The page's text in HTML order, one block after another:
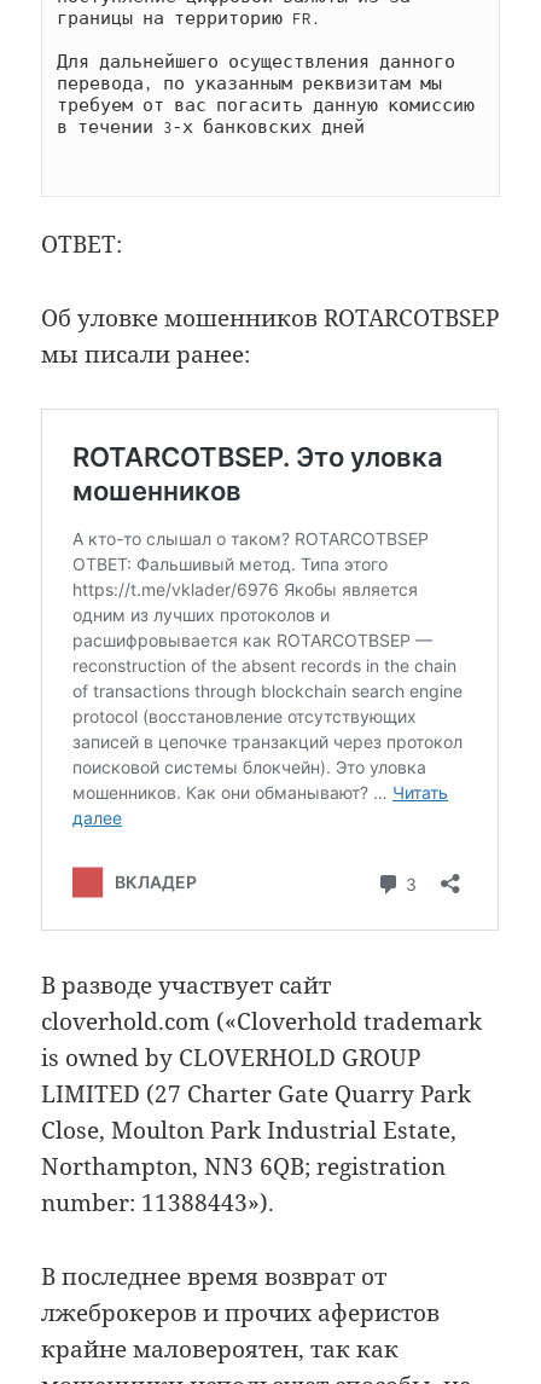
границы на территорию FR.
Для дальнейшего осуществления данного
перевода, по указанным реквизитам мы
требуем от вас погасить данную комиссию
в течении 3-х банковских дней
ОТВЕТ:
Об уловке мошенников ROTARCOTBSEP
мы писали ранее:
В разводе участвует сайт
cloverhold.com («Cloverhold trademark
is owned by CLOVERHOLD GROUP
LIMITED (27 Charter Gate Quarry Park
Close, Moulton Park Industrial Estate,
Northampton, NN3 6QB; registration
number: 11388443»).
В последнее время возврат от
лжеброкеров и прочих аферистов
крайне маловероятен, так как